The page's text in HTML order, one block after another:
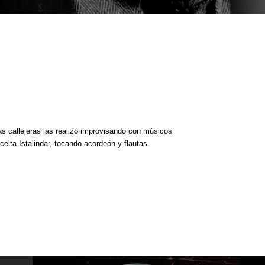
callejeras las realizó improvisando con músicos
Istalindar, tocando acordeón y flautas.